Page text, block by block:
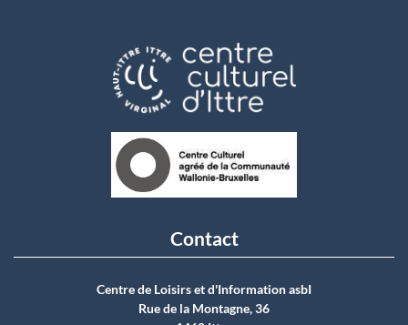
Contact
Centre de Loisirs et d'Information asbI
Rue de la Montagne, 36